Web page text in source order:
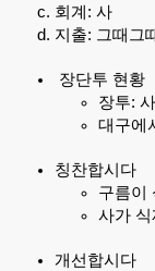
회계: 사
지출: 그때그
장단투 현황
장투:
대구에
칭찬합시다
구름이
사가
개선합시다